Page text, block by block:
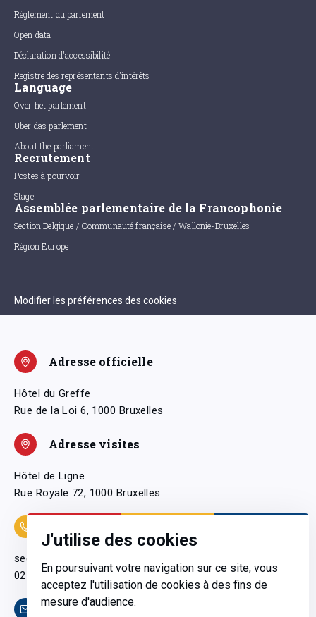
J'utilise des cookies
En poursuivant votre navigation sur ce site, vous
acceptez l'utilisation de cookies à des fins de
mesure d'audience.
Règlement du parlement
Open data
Déclaration d'accessibilité
Registre des représentants d'intérêts
Language
Over het parlement
Uber das parlement
About the parliament
Recrutement
Postes à pourvoir
Stage
Assemblée parlementaire de la Francophonie
Section Belgique / Communauté française / Wallonie-Bruxelles
Région Europe
Modifier les préférences des cookies
Adresse officielle
Hôtel du Greffe
Rue de la Loi 6, 1000 Bruxelles
Adresse visites
Hôtel de Ligne
Rue Royale 72, 1000 Bruxelles
secretariatgeneral@pfwb.be
02 506 38 11
Contact